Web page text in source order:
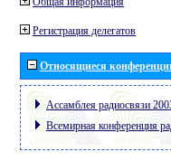
Регистрация делегатов
Относящиеся
Ассамблея радиосвязи
Всемирная конференция